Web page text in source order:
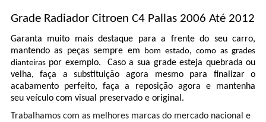
Grade Radiador Citroen C4 Pallas 2006 Até 2012
Garanta muito mais destaque para a frente do seu carro,
mantendo as peças sempre em
bom estado, como as grades
dianteiraspor exemplo. Caso a sua grade esteja quebrada ou
velha, faça a substituição agora mesmopara finalizar o
acabamento perfeito, faça a reposição agora e mantenha
seu veículo com visual preservado e original.
Trabalhamos com as melhores marcas do mercado nacional e